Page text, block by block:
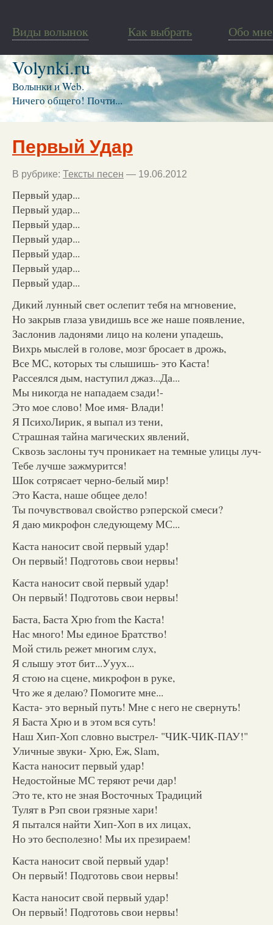
Виды волынок Как выбрать Обо мне
Volynki.ru
Волынки и Web.
Ничего общего! Почти...
Первый Удар
В рубрике: Тексты песен — 19.06.2012
Первый удар...
Первый удар...
Первый удар...
Первый удар...
Первый удар...
Первый удар...
Первый удар...
Дикий лунный свет ослепит тебя на мгновение,
Но закрыв глаза увидишь все же наше появление,
Заслонив ладонями лицо на колени упадешь,
Вихрь мыслей в голове, мозг бросает в дрожь,
Все МС, которых ты слышишь- это Каста!
Рассеялся дым, наступил джаз...Да...
Мы никогда не нападаем сзади!-
Это мое слово! Мое имя- Влади!
Я ПсихоЛирик, я выпал из тени,
Страшная тайна магических явлений,
Сквозь заслоны туч проникает на темные улицы луч-
Тебе лучше зажмурится!
Шок сотрясает черно-белый мир!
Это Каста, наше общее дело!
Ты почувствовал свойство рэперской смеси?
Я даю микрофон следующему МС...
Каста наносит свой первый удар!
Он первый! Подготовь свои нервы!
Каста наносит свой первый удар!
Он первый! Подготовь свои нервы!
Баста, Баста Хрю from the Каста!
Нас много! Мы единое Братство!
Мой стиль режет многим слух,
Я слышу этот бит...Ууух...
Я стою на сцене, микрофон в руке,
Что же я делаю? Помогите мне...
Каста- это верный путь! Мне с него не свернуть!
Я Баста Хрю и в этом вся суть!
Наш Хип-Хоп словно выстрел- "ЧИК-ЧИК-ПАУ!"
Уличные звуки- Хрю, Еж, Slam,
Каста наносит первый удар!
Недостойные МС теряют речи дар!
Это те, кто не зная Восточных Традиций
Тулят в Рэп свои грязные хари!
Я пытался найти Хип-Хоп в их лицах,
Но это бесполезно! Мы их презираем!
Каста наносит свой первый удар!
Он первый! Подготовь свои нервы!
Каста наносит свой первый удар!
Он первый! Подготовь свои нервы!